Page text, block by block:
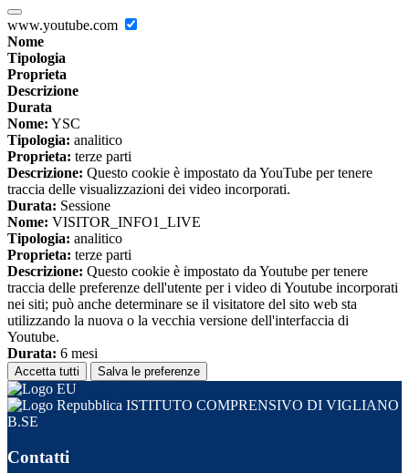
www.youtube.com
Nome
Tipologia
Proprieta
Descrizione
Durata
Nome: YSC
Tipologia: analitico
Proprieta: terze parti
Descrizione: Questo cookie è impostato da YouTube per tenere
traccia delle visualizzazioni dei video incorporati.
Durata: Sessione
Nome: VISITOR_INFO1_LIVE
Tipologia: analitico
Proprieta: terze parti
Descrizione: Questo cookie è impostato da Youtube per tenere
traccia delle preferenze dell'utente per i video di Youtube incorporati
nei siti; può anche determinare se il visitatore del sito web sta
utilizzando la nuova o la vecchia versione dell'interfaccia di
Youtube.
Durata: 6 mesi
Accetta tutti Salva le preferenze
ISTITUTO COMPRENSIVO DI VIGLIANO
B.SE
Contatti